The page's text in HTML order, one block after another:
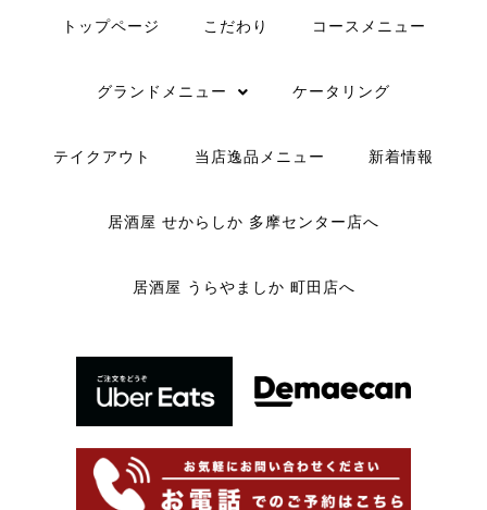
トップページ こだわり コースメニュー
グランドメニュー ケータリング
テイクアウト 当店逸品メニュー 新着情報
居酒屋 せからしか 多摩センター店へ
居酒屋 うらやましか 町田店へ